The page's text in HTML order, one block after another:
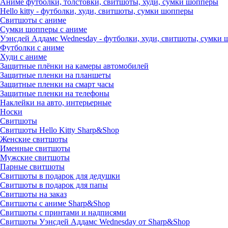
Аниме футболки, толстовки, свитшоты, худи, сумки шопперы
Hello kitty - футболки, худи, свитшоты, сумки шопперы
Свитшоты с аниме
Сумки шопперы с аниме
Уэнсдей Аддамс Wednesday - футболки, худи, свитшоты, сумки
Футболки с аниме
Худи с аниме
Защитные плёнки на камеры автомобилей
Защитные пленки на планшеты
Защитные пленки на смарт часы
Защитные пленки на телефоны
Наклейки на авто, интерьерные
Носки
Свитшоты
Cвитшоты Hello Kitty Sharp&Shop
Женские свитшоты
Именные свитшоты
Мужские свитшоты
Парные свитшоты
Свитшоты в подарок для дедушки
Свитшоты в подарок для папы
Свитшоты на заказ
Свитшоты с аниме Sharp&Shop
Свитшоты с принтами и надписями
Свитшоты Уэнсдей Аддамс Wednesday от Sharp&Shop